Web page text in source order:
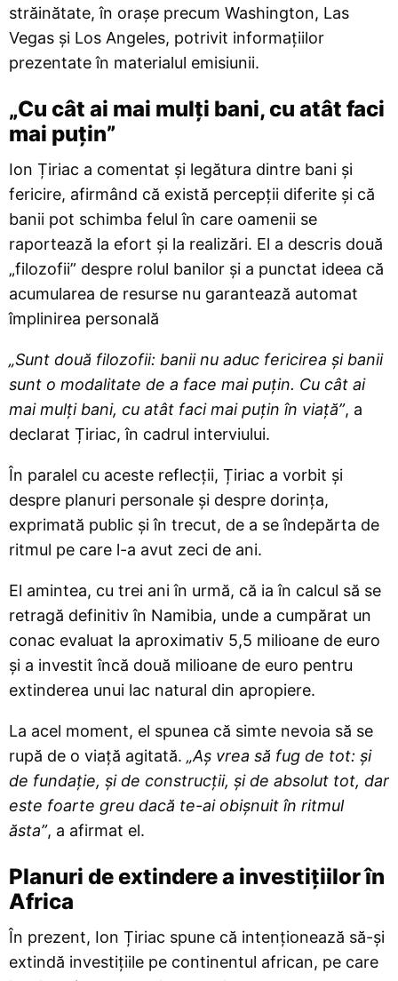
străinătate, în orașe precum Washington, Las
Vegas și Los Angeles, potrivit informațiilor
prezentate în materialul emisiunii.
„Cu cât ai mai mulți bani, cu atât faci
mai puțin”
Ion Țiriac a comentat și legătura dintre bani și
fericire, afirmând că există percepții diferite și că
banii pot schimba felul în care oamenii se
raportează la efort și la realizări. El a descris două
„filozofii” despre rolul banilor și a punctat ideea că
acumularea de resurse nu garantează automat
împlinirea personală
„Sunt două filozofii: banii nu aduc fericirea şi banii
sunt o modalitate de a face mai puţin. Cu cât ai
mai mulţi bani, cu atât faci mai puţin în viaţă”, a
declarat Țiriac, în cadrul interviului.
În paralel cu aceste reflecții, Țiriac a vorbit și
despre planuri personale și despre dorința,
exprimată public și în trecut, de a se îndepărta de
ritmul pe care l-a avut zeci de ani.
El amintea, cu trei ani în urmă, că ia în calcul să se
retragă definitiv în Namibia, unde a cumpărat un
conac evaluat la aproximativ 5,5 milioane de euro
și a investit încă două milioane de euro pentru
extinderea unui lac natural din apropiere.
La acel moment, el spunea că simte nevoia să se
rupă de o viață agitată. „Aș vrea să fug de tot: și
de fundație, și de construcții, și de absolut tot, dar
este foarte greu dacă te-ai obișnuit în ritmul
ăsta”, a afirmat el.
Planuri de extindere a investițiilor în
Africa
În prezent, Ion Țiriac spune că intenționează să-și
extindă investițiile pe continentul african, pe care